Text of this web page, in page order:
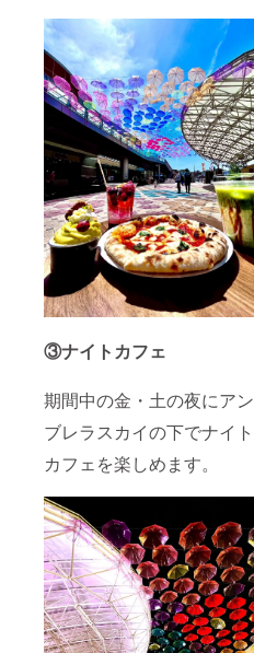
③ナイトカフェ
期間中の金・土の夜にアン
ブレラスカイの下でナイト
カフェを楽しめます。